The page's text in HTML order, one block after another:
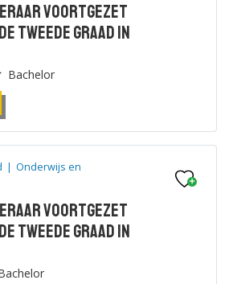
voortgezet
tweede graad in
Bachelor
| Onderwijs en
voortgezet
tweede graad in